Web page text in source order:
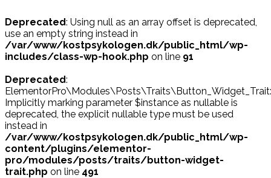
Deprecated: Using null as an array offset is deprecated,
use an empty string instead in
/var/www/kostpsykologen.dk/public_html/wp-
includes/class-wp-hook.php on line 91
Deprecated:
Implicitly marking parameter $instance as nullable is
deprecated, the explicit nullable type must be used
instead in
/var/www/kostpsykologen.dk/public_html/wp-
content/plugins/elementor-
pro/modules/posts/traits/button-widget-
trait.php on line 491